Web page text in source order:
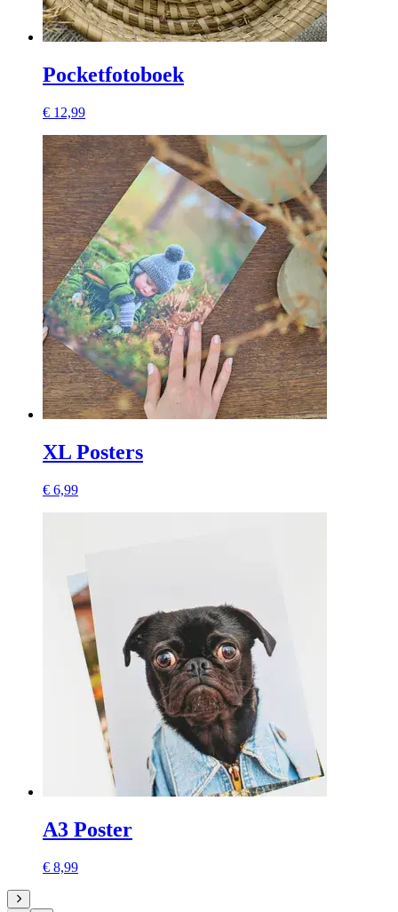
Pocketfotoboek
€ 12,99
XL Posters
€ 6,99
A3 Poster
€ 8,99